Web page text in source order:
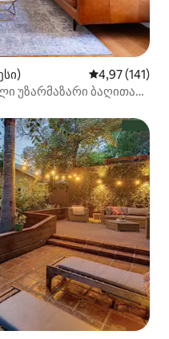
საშუალო
4,97 (141)
უზარმაზარი ბაღითა